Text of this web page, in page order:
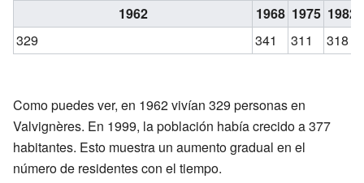
1962
1968 1975 1982
329
341 311 318
Como puedes ver, en 1962 vivían 329 personas en
Valvignères. En 1999, la población había crecido a 377
habitantes. Esto muestra un aumento gradual en el
número de residentes con el tiempo.